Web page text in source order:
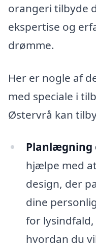
orangeri tilbyde
ekspertise og
drømme.
Her er nogle af
med speciale i
Østervrå kan
Planlægning
hjælpe med
design, der
dine
for
hvordan du